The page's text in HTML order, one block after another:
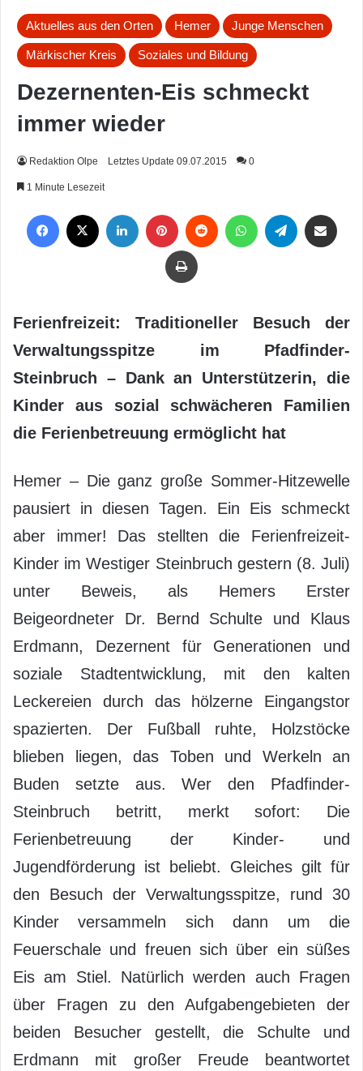
Aktuelles aus den Orten Hemer Junge Menschen
Märkischer Kreis Soziales und Bildung
Dezernenten-Eis schmeckt
immer wieder
Redaktion Olpe Letztes Update 09.07.2015 0
1 Minute Lesezeit
Drucken
Ferienfreizeit: Traditioneller Besuch der
Verwaltungsspitze im Pfadfinder-
Steinbruch – Dank an Unterstützerin, die
Kinder aus sozial schwächeren Familien
die Ferienbetreuung ermöglicht hat
Hemer – Die ganz große Sommer-Hitzewelle
pausiert in diesen Tagen. Ein Eis schmeckt
aber immer! Das stellten die Ferienfreizeit-
Kinder im Westiger Steinbruch gestern (8. Juli)
unter Beweis, als Hemers Erster
Beigeordneter Dr. Bernd Schulte und Klaus
Erdmann, Dezernent für Generationen und
soziale Stadtentwicklung, mit den kalten
Leckereien durch das hölzerne Eingangstor
spazierten. Der Fußball ruhte, Holzstöcke
blieben liegen, das Toben und Werkeln an
Buden setzte aus. Wer den Pfadfinder-
Steinbruch betritt, merkt sofort: Die
Ferienbetreuung der Kinder- und
Jugendförderung ist beliebt. Gleiches gilt für
den Besuch der Verwaltungsspitze, rund 30
Kinder versammeln sich dann um die
Feuerschale und freuen sich über ein süßes
Eis am Stiel. Natürlich werden auch Fragen
über Fragen zu den Aufgabengebieten der
beiden Besucher gestellt, die Schulte und
Erdmann mit großer Freude beantwortet